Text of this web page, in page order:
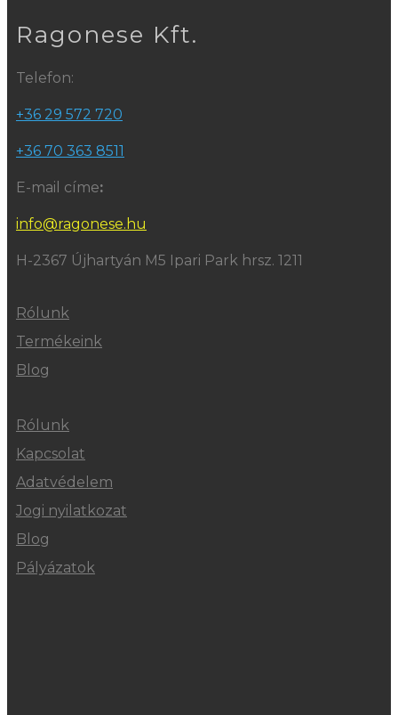
Ragonese Kft.
Telefon:
+36 29 572 720
+36 70 363 8511
E-mail címe:
info@ragonese.hu
H-2367 Újhartyán M5 Ipari Park hrsz. 1211
Rólunk
Termékeink
Blog
Rólunk
Kapcsolat
Adatvédelem
Jogi nyilatkozat
Blog
Pályázatok